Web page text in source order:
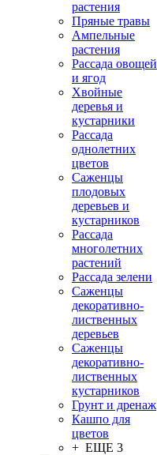
растения
Пряные травы
Ампельные
растения
Рассада овощей
и ягод
Хвойные
деревья и
кустарники
Рассада
однолетних
цветов
Саженцы
плодовых
деревьев и
кустарников
Рассада
многолетних
растений
Рассада зелени
Саженцы
декоративно-
лиственных
деревьев
Саженцы
декоративно-
лиственных
кустарников
Грунт и дренаж
Кашпо для
цветов
+ ЕЩЕ 3